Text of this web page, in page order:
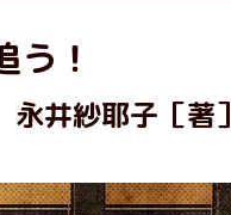
！
永井紗耶子［著］